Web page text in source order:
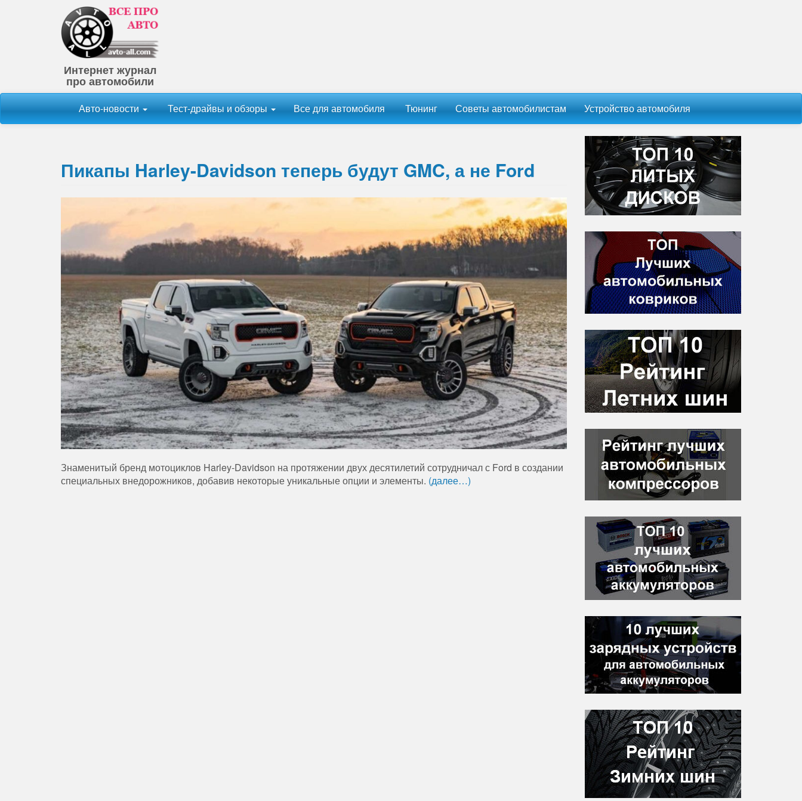
Интернет журнал
про автомобили
Авто-новости Тест-драйвы и обзоры Все для автомобиля Тюнинг Советы автомобилистам Устройство автомобиля
Пикапы Harley-Davidson теперь будут GMC, а не Ford
Знаменитый бренд мотоциклов Harley-Davidson на протяжении двух десятилетий сотрудничал с Ford в создании
специальных внедорожников, добавив некоторые уникальные опции и элементы. (далее…)